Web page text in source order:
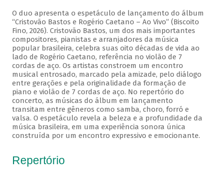
O duo apresenta o espetáculo de lançamento do álbum
“Cristovão Bastos e Rogério Caetano – Ao Vivo” (Biscoito
Fino, 2026). Cristovão Bastos, um dos mais importantes
compositores, pianistas e arranjadores da música
popular brasileira, celebra suas oito décadas de vida ao
lado de Rogério Caetano, referência no violão de 7
cordas de aço. Os artistas constroem um encontro
musical entrosado, marcado pela amizade, pelo diálogo
entre gerações e pela originalidade da formação de
piano e violão de 7 cordas de aço. No repertório do
concerto, as músicas do álbum em lançamento
transitam entre gêneros como samba, choro, forró e
valsa. O espetáculo revela a beleza e a profundidade da
música brasileira, em uma experiência sonora única
construída por um encontro expressivo e emocionante.
Repertório